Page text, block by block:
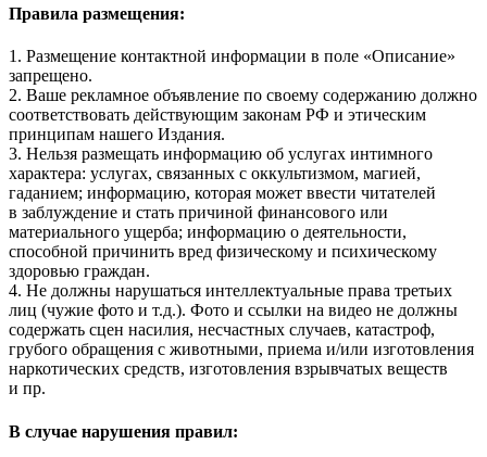
Правила размещения:
1. Размещение контактной информации в поле «Описание»
запрещено.
2. Ваше рекламное объявление по своему содержанию должно
соответствовать действующим законам РФ и этическим
принципам нашего Издания.
3. Нельзя размещать информацию об услугах интимного
характера: услугах, связанных с оккультизмом, магией,
гаданием; информацию, которая может ввести читателей
в заблуждение и стать причиной финансового или
материального ущерба; информацию о деятельности,
способной причинить вред физическому и психическому
здоровью граждан.
4. Не должны нарушаться интеллектуальные права третьих
лиц (чужие фото и т.д.). Фото и ссылки на видео не должны
содержать сцен насилия, несчастных случаев, катастроф,
грубого обращения с животными, приема и/или изготовления
наркотических средств, изготовления взрывчатых веществ
и пр.
В случае нарушения правил: